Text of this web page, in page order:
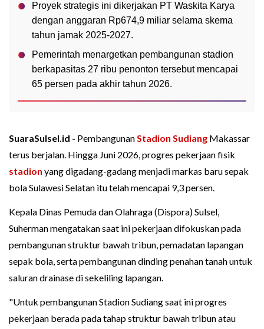
Proyek strategis ini dikerjakan PT Waskita Karya
dengan anggaran Rp674,9 miliar selama skema
tahun jamak 2025-2027.
Pemerintah menargetkan pembangunan stadion
berkapasitas 27 ribu penonton tersebut mencapai
65 persen pada akhir tahun 2026.
SuaraSulsel.id - PembangunanStadion Sudiang Makassar
terus berjalan. Hingga Juni 2026, progres pekerjaan fisik
stadion yang digadang-gadang menjadi markas baru sepak
bola Sulawesi Selatan itu telah mencapai 9,3 persen.
Kepala Dinas Pemuda dan Olahraga (Dispora) Sulsel,
Suherman mengatakan saat ini pekerjaan difokuskan pada
pembangunan struktur bawah tribun, pemadatan lapangan
sepak bola, serta pembangunan dinding penahan tanah untuk
saluran drainase di sekeliling lapangan.
"Untuk pembangunan Stadion Sudiang saat ini progres
pekerjaan berada pada tahap struktur bawah tribun atau